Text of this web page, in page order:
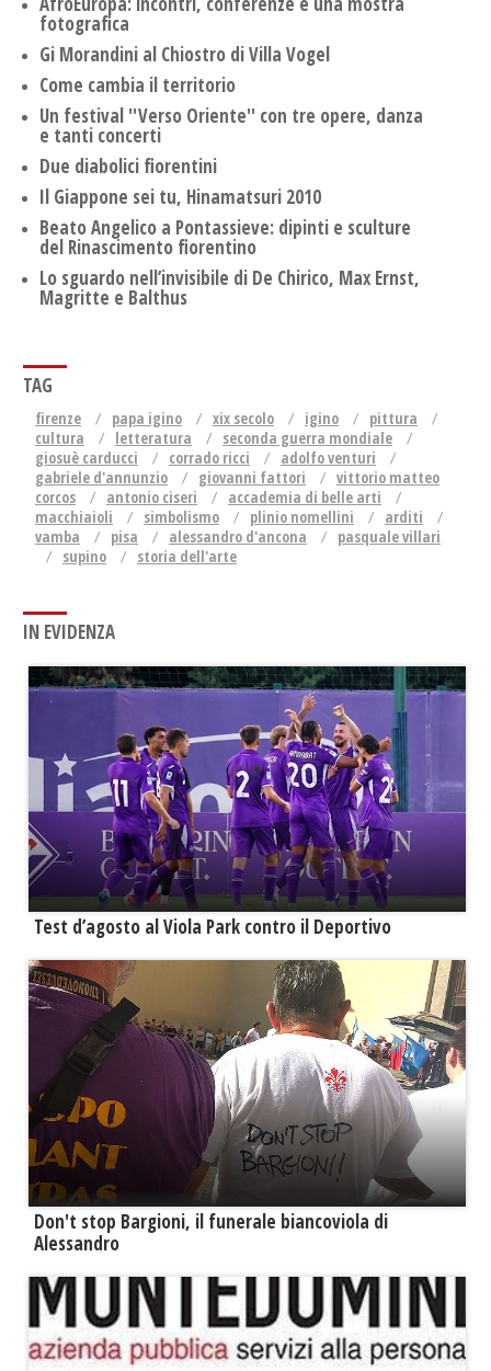
fotografica
Gi Morandini al Chiostro di Villa Vogel
Come cambia il territorio
Un festival ''Verso Oriente'' con tre opere, danza
e tanti concerti
Due diabolici fiorentini
Il Giappone sei tu, Hinamatsuri 2010
Beato Angelico a Pontassieve: dipinti e sculture
del Rinascimento fiorentino
Lo sguardo nell’invisibile di De Chirico, Max Ernst,
Magritte e Balthus
TAG
firenze papa igino xix secolo igino
pittura
cultura
letteratura
seconda guerra mondiale
giosuè carducci
corrado ricci
adolfo venturi
gabriele d'annunzio
giovanni fattori
vittorio matteo
corcos
antonio ciseri
accademia di belle arti
macchiaioli
simbolismo plinio nomellini
arditi
vamba
pisa alessandro d'ancona
pasquale villari
supino
storia dell'arte
IN EVIDENZA
Test d’agosto al Viola Park contro il Deportivo
Don't stop Bargioni, il funerale biancoviola di
Alessandro